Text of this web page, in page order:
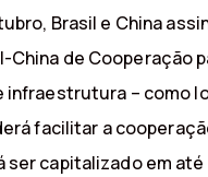
Brasil e China
China de Cooperação
infraestrutura – como
facilitar a
ser capitalizado em